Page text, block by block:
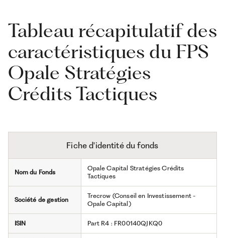
Tableau récapitulatif des
caractéristiques du FPS
Opale Stratégies
Crédits Tactiques
Fiche d'identité du fonds
Nom du Fonds
Opale Capital Stratégies Crédits
Tactiques
Société de gestion
Trecrow (Conseil en Investissement -
Opale Capital)
ISIN Part R4 : FR00140QJKQ0